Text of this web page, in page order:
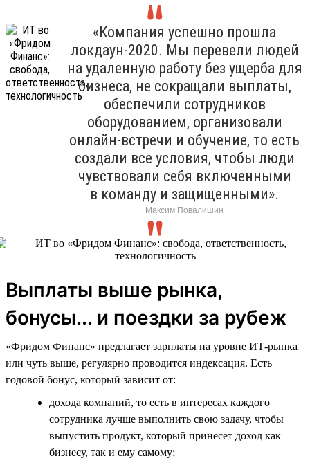
«Компания успешно прошла
локдаун-2020. Мы перевели людей
на удаленную работу без ущерба для
бизнеса, не сокращали выплаты,
обеспечили сотрудников
оборудованием, организовали
онлайн-встречи и обучение, то есть
создали все условия, чтобы люди
чувствовали себя включенными
в команду и защищенными».
Максим Повалишин
Выплаты выше рынка,
бонусы... и поездки за рубеж
«Фридом Финанс» предлагает зарплаты на уровне ИТ-рынка
или чуть выше, регулярно проводится индексация. Есть
годовой бонус, который зависит от:
дохода компаний, то есть в интересах каждого
сотрудника лучше выполнить свою задачу, чтобы
выпустить продукт, который принесет доход как
бизнесу, так и ему самому;